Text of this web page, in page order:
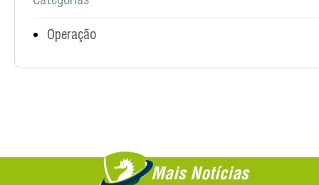
Operação
Mais Notícias